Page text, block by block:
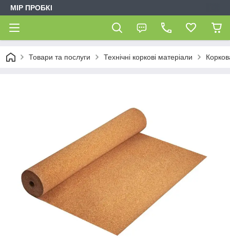
МІР ПРОБКІ
Товари та послуги Технічні коркові матеріали